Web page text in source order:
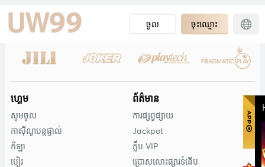
ចូល ចុះឈ្មោះ
ហ្គេម
សូមចូល
កាស៊ីណូបន្តផ្ទាល់
កីឡា
បៀរ
ព័ត៌មាន
ការផ្សព្វផ្សាយ
Jackpot
ក្លឹប VIP
ប្រោសលោះផ្សារទំនើប